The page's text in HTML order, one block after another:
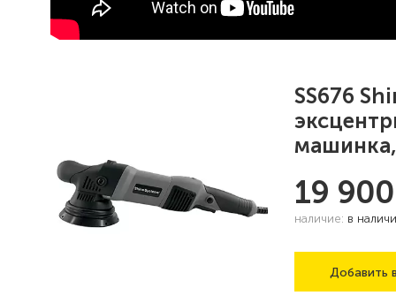
SS676
19 900
наличие: в
Добавить